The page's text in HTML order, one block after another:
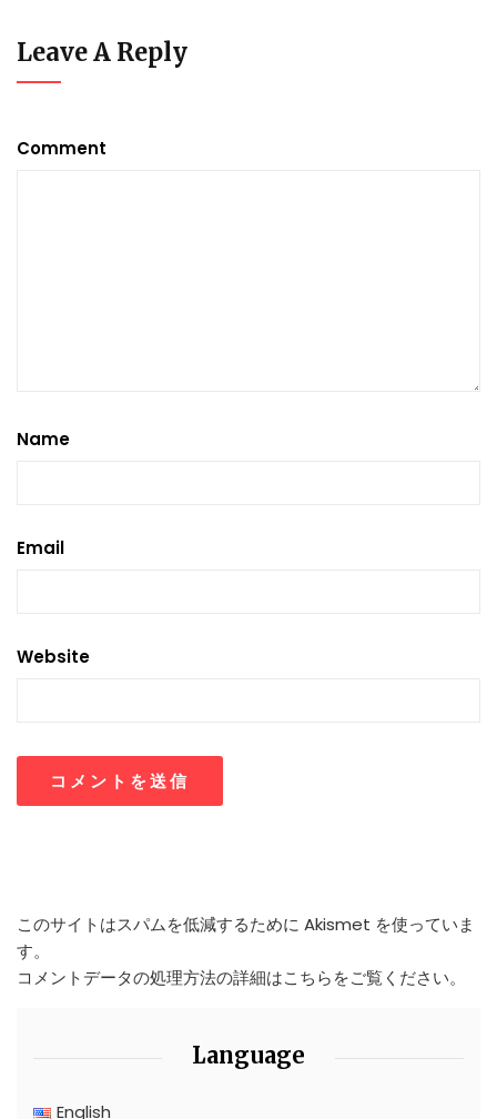
Leave A Reply
Comment
Name
Email
Website
このサイトはスパムを低減するために Akismet を使っていま
す。
コメントデータの処理方法の詳細はこちらをご覧ください。
Language
English